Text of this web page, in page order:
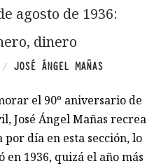
agosto de 1936:
dinero
/ JOSÉ ÁNGEL MAÑAS
el 90º aniversario de
José Ángel Mañas recrea
por día en esta sección, lo
en 1936, quizá el año más